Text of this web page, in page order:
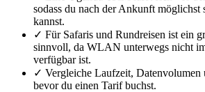
sodass du nach der Ankunft möglichst
kannst.
✓ Für Safaris und Rundreisen ist ein
sinnvoll, da WLAN unterwegs nicht
verfügbar ist.
✓ Vergleiche Laufzeit,
bevor du einen Tarif buchst.